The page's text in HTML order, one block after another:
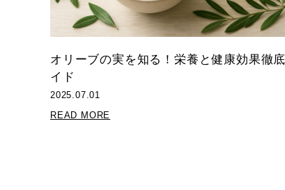
オリーブの実を知る！栄養と健康効果徹
イド
2025.07.01
READ MORE